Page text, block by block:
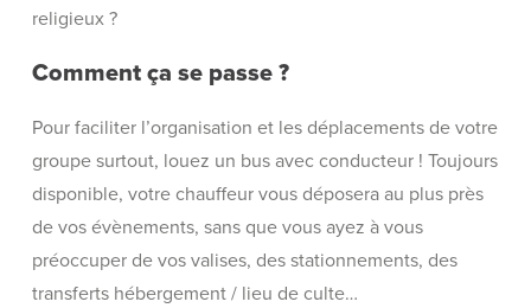
religieux ?
Comment ça se passe ?
Pour faciliter l’organisation et les déplacements de votre
groupe surtout, louez un bus avec conducteur ! Toujours
disponible, votre chauffeur vous déposera au plus près
de vos évènements, sans que vous ayez à vous
préoccuper de vos valises, des stationnements, des
transferts hébergement / lieu de culte…